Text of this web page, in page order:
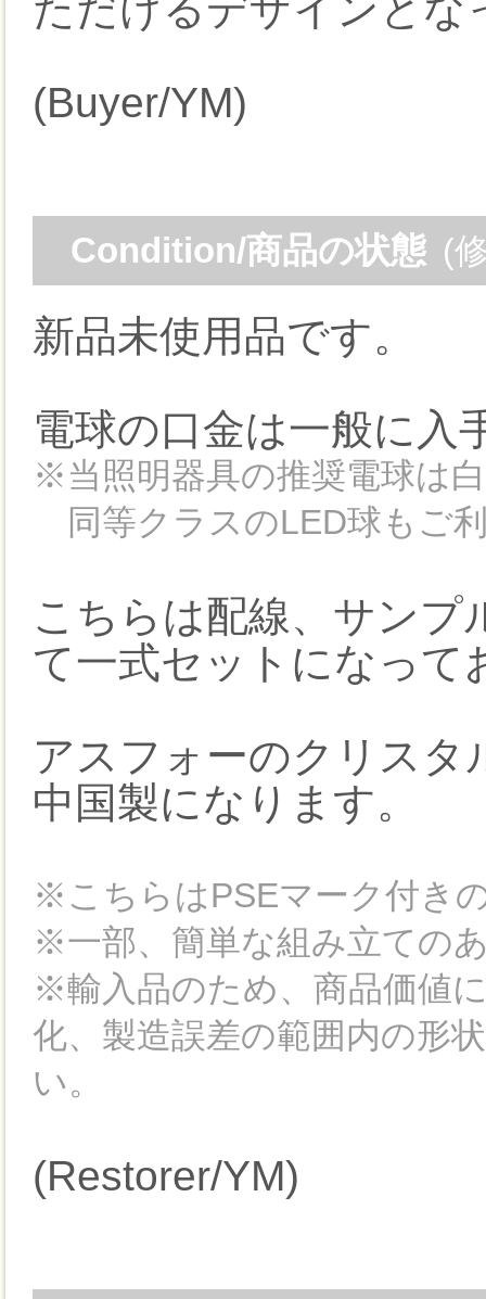
(Buyer/YM)
Condition/商品の状態 (
新品未使用品です。
電球の口金は一般に入
※当照明器具の推奨電球は
同等クラスのLED球もご
こちらは配線、サンプ
て一式セットになって
アスフォーのクリス
中国製になります。
※こちらはPSEマーク付き
※一部、簡単な組み立ての
※輸入品のため、商品価値
化、製造誤差の範囲内の形
い。
(Restorer/YM)